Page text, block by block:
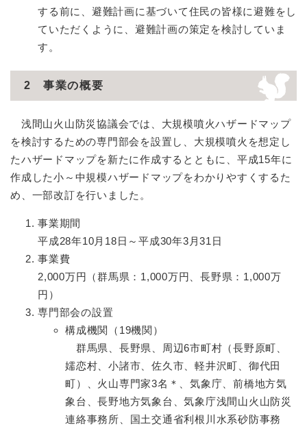
する前に、避難計画に基づいて住民の皆様に避難をし
ていただくように、避難計画の策定を検討していま
す。
2 事業の概要
浅間山火山防災協議会では、大規模噴火ハザードマップ
を検討するための専門部会を設置し、大規模噴火を想定し
たハザードマップを新たに作成するとともに、平成15年に
作成した小～中規模ハザードマップをわかりやすくするた
め、一部改訂を行いました。
事業期間
平成28年10月18日～平成30年3月31日
事業費
2,000万円（群馬県：1,000万円、長野県：1,000万
円）
専門部会の設置
構成機関（19機関）
群馬県、長野県、周辺6市町村（長野原町、
嬬恋村、小諸市、佐久市、軽井沢町、御代田
町）、火山専門家3名＊、気象庁、前橋地方気
象台、長野地方気象台、気象庁浅間山火山防災
連絡事務所、国土交通省利根川水系砂防事務